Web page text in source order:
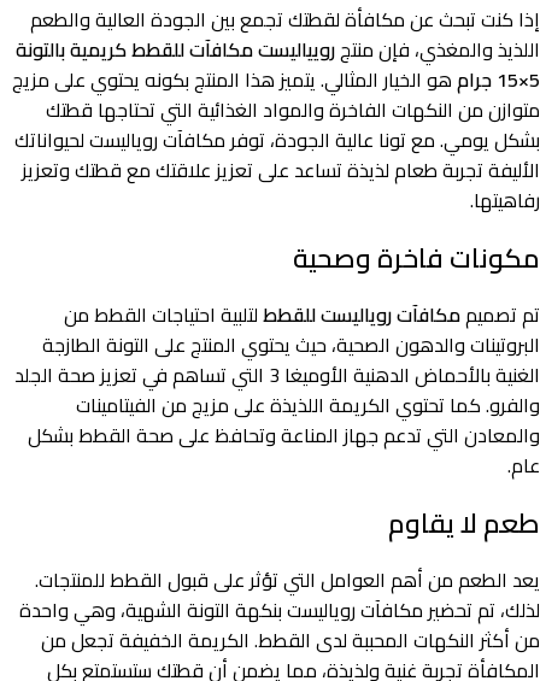
إذا كنت تبحث عن مكافأة لقطتك تجمع بين الجودة العالية والطعم
اللذيذ والمغذي، فإن منتجرويياليست مكافآت للقطط كريمية بالتونة
5×15 جرام
هو الخيار المثالي. يتميز هذا المنتج بكونه يحتوي على مزيج
متوازن من النكهات الفاخرة والمواد الغذائية التي تحتاجها قطتك
بشكل يومي. مع تونا عالية الجودة، توفر مكافآت روياليست لحيواناتك
الأليفة تجربة طعام لذيذة تساعد على تعزيز علاقتك مع قطتك وتعزيز
رفاهيتها.
مكونات فاخرة وصحية
تم تصميممكافآت روياليست للقططلتلبية احتياجات القطط من
البروتينات والدهون الصحية، حيث يحتوي المنتج على التونة الطازجة
الغنية بالأحماض الدهنية الأوميغا 3 التي تساهم في تعزيز صحة الجلد
والفرو. كما تحتوي الكريمة اللذيذة على مزيج من الفيتامينات
والمعادن التي تدعم جهاز المناعة وتحافظ على صحة القطط بشكل
عام.
طعم لا يقاوم
يعد الطعم من أهم العوامل التي تؤثر على قبول القطط للمنتجات.
لذلك، تم تحضير مكافآت روياليست بنكهة التونة الشهية، وهي واحدة
من أكثر النكهات المحببة لدى القطط. الكريمة الخفيفة تجعل من
المكافأة تجربة غنية ولذيذة، مما يضمن أن قطتك ستستمتع بكل